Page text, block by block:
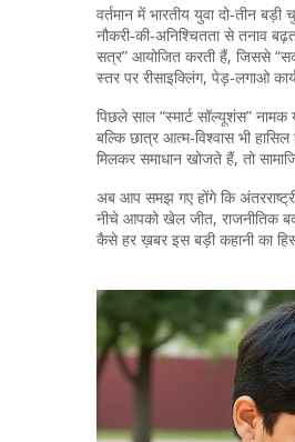
वर्तमान में भारतीय युवा दो‑तीन
नौकरी‑की‑अनिश्चितता से तनाव
सत्र” आयोजित करती हैं, जिससे
स्तर पर रीसाइक्लिंग, पेड़‑लगाओ
पिछले साल “स्मार्ट सॉल्यूशंस”
बल्कि छात्र आत्म‑विश्वास भी
मिलकर समाधान खोजते हैं, तो
अब आप समझ गए होंगे कि
नीचे आपको खेल जीत, राजनीतिक
कैसे हर ख़बर इस बड़ी कहानी का